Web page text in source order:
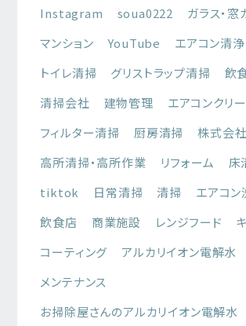
Instagram
soua0222
ガラス・
マンション
YouTube
エアコン清浄
トイレ清掃
グリストラップ清掃
飲
清掃会社
建物管理
エアコンクリ
フィルター清掃
厨房清掃
株式会
高所清掃・高所作業
リフォーム
床
tiktok
日常清掃 清掃
エアコン
飲食店
商業施設 レンジフード
コーティング
アルカリイオン電解水
メンテナンス
お掃除屋さんのアルカリイオン電解水